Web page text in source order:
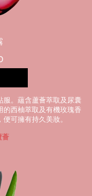
服。蘊含蘆薈萃取及尿囊
的西柚萃取及有機玫瑰香
可擁有持久美妝。
薈